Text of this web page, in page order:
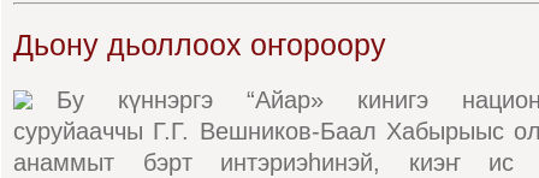
Дьону дьоллоох оҥороору
Бу күннэргэ “Айар» кинигэ
суруйааччы Г.Г. Вешников-Баал Хабырыыс
анаммыт бэрт интэриэһинэй, киэҥ ис